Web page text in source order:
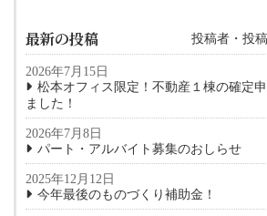
最新の投稿 投稿者・投
2026年7月15日
松本オフィス限定！不動産１棟の確定
ました！
2026年7月8日
パート・アルバイト募集のおしらせ
2025年12月12日
今年最後のものづくり補助金！